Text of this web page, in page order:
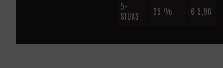
5+
STUKS
25 % € 5,96